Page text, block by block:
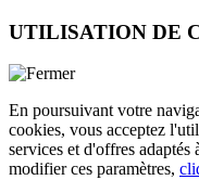
UTILISATION DE
En poursuivant votre
cookies, vous acceptez
services et d'offres adaptés
modifier ces paramètres,